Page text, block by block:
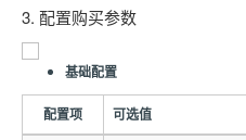
3. 配置购买参数
基础配置
配置项 可选值